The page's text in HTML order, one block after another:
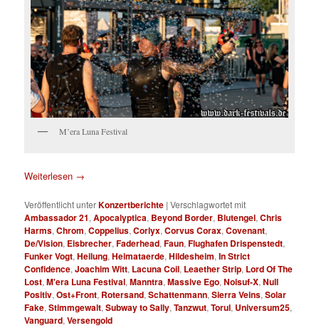
M’era Luna Festival
Weiterlesen →
Veröffentlicht unterKonzertberichte |Verschlagwortet mit
Ambassador 21,Apocalyptica, Beyond Border, Blutengel,Chris
Harms,Chrom,Coppelius,Corlyx,Corvus Corax,Covenant,
De/Vision, Eisbrecher,Faderhead,Faun,Flughafen Drispenstedt,
Funker Vogt,Heilung,Heimataerde,Hildesheim,In Strict
Confidence,Joachim Witt, Lacuna Coil, Leaether Strip, Lord Of The
Lost,M'era Luna Festival,Manntra,Massive Ego,Noisuf-X,Null
Positiv,Ost+Front, Rotersand,Schattenmann,Sierra Veins,Solar
Fake,Stimmgewalt,Subway to Sally,Tanzwut,Torul, Universum25,
Vanguard,Versengold